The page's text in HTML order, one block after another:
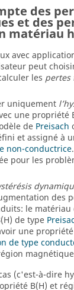
des
et des
matériau
avec
peut
les pertes
uniquement
une propriété
de Preisach
et assigné à
non-conductrice
pour les
des
le
de type
une
de type
(c'est-à-dire
B(H) et